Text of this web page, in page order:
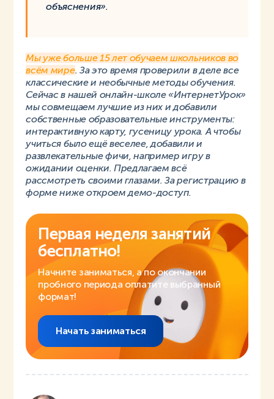
объяснения».
Мы уже больше 15 лет обучаем школьников во
всём мире. За это время проверили в деле все
классические и необычные методы обучения.
Сейчас в нашей онлайн-школе «ИнтернетУрок»
мы совмещаем лучшие из них и добавили
собственные образовательные инструменты:
интерактивную карту, гусеницу урока. А чтобы
учиться было ещё веселее, добавили и
развлекательные фичи, например игру в
ожидании оценки. Предлагаем всё
рассмотреть своими глазами. За регистрацию в
форме ниже откроем демо-доступ.
Первая неделя занятий
бесплатно!
Начните заниматься, а по окончании
пробного периода оплатите выбранный
формат!
Начать заниматься